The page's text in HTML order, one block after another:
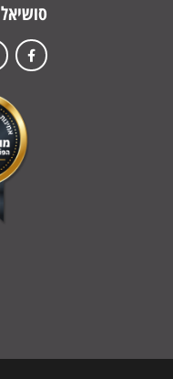
סושיאל